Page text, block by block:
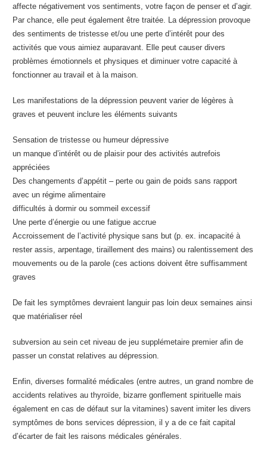
affecte négativement vos sentiments, votre façon de penser et d’agir.
Par chance, elle peut également être traitée. La dépression provoque
des sentiments de tristesse et/ou une perte d’intérêt pour des
activités que vous aimiez auparavant. Elle peut causer divers
problèmes émotionnels et physiques et diminuer votre capacité à
fonctionner au travail et à la maison.
Les manifestations de la dépression peuvent varier de légères à
graves et peuvent inclure les éléments suivants
Sensation de tristesse ou humeur dépressive
un manque d’intérêt ou de plaisir pour des activités autrefois
appréciées
Des changements d’appétit – perte ou gain de poids sans rapport
avec un régime alimentaire
difficultés à dormir ou sommeil excessif
Une perte d’énergie ou une fatigue accrue
Accroissement de l’activité physique sans but (p. ex. incapacité à
rester assis, arpentage, tiraillement des mains) ou ralentissement des
mouvements ou de la parole (ces actions doivent être suffisamment
graves
De fait les symptômes devraient languir pas loin deux semaines ainsi
que matérialiser réel
subversion au sein cet niveau de jeu supplémetaire premier afin de
passer un constat relatives au dépression.
Enfin, diverses formalité médicales (entre autres, un grand nombre de
accidents relatives au thyroïde, bizarre gonflement spirituelle mais
également en cas de défaut sur la vitamines) savent imiter les divers
symptômes de bons services dépression, il y a de ce fait capital
d’écarter de fait les raisons médicales générales.